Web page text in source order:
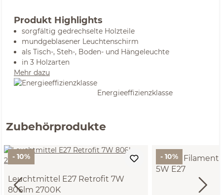
Produkt Highlights
sorgfältig gedrechselte Holzteile
mundgeblasener Leuchtenschirm
als Tisch-, Steh-, Boden- und Hängeleuchte
in 3 Holzarten
Mehr dazu
Energieeffizienzklasse
Zubehörprodukte
- 10%
Leuchtmittel E27 Retrofit 7W
806lm 2700K
- 10%
Osram
5W E27